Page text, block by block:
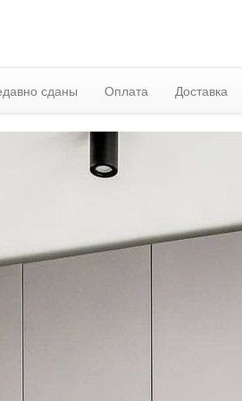
сданы Оплата Доставка